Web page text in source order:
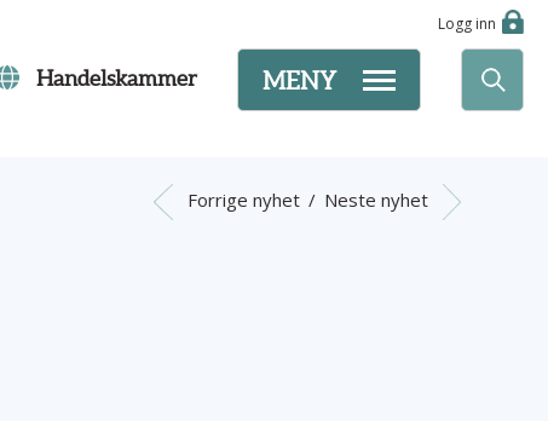
Logg inn
MENY
Handelskammer
Neste nyhet
/
Forrige nyhet